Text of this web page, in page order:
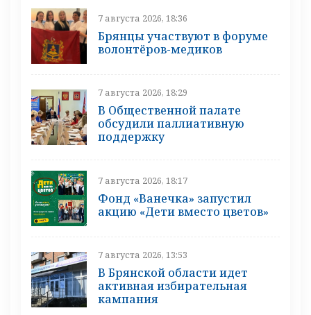
7 августа 2026, 18:36
Брянцы участвуют в форуме
волонтёров-медиков
7 августа 2026, 18:29
В Общественной палате
обсудили паллиативную
поддержку
7 августа 2026, 18:17
Фонд «Ванечка» запустил
акцию «Дети вместо цветов»
7 августа 2026, 13:53
В Брянской области идет
активная избирательная
кампания